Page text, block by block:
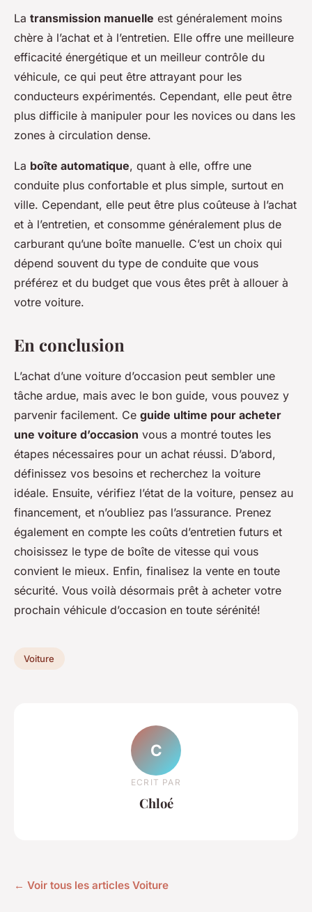
La transmission manuelle est généralement moins
chère à l’achat et à l’entretien. Elle offre une meilleure
efficacité énergétique et un meilleur contrôle du
véhicule, ce qui peut être attrayant pour les
conducteurs expérimentés. Cependant, elle peut être
plus difficile à manipuler pour les novices ou dans les
zones à circulation dense.
La boîte automatique, quant à elle, offre une
conduite plus confortable et plus simple, surtout en
ville. Cependant, elle peut être plus coûteuse à l’achat
et à l’entretien, et consomme généralement plus de
carburant qu’une boîte manuelle. C’est un choix qui
dépend souvent du type de conduite que vous
préférez et du budget que vous êtes prêt à allouer à
votre voiture.
En conclusion
L’achat d’une voiture d’occasion peut sembler une
tâche ardue, mais avec le bon guide, vous pouvez y
parvenir facilement. Ce guide ultime pour acheter
une voiture d’occasion vous a montré toutes les
étapes nécessaires pour un achat réussi. D’abord,
définissez vos besoins et recherchez la voiture
idéale. Ensuite, vérifiez l’état de la voiture, pensez au
financement, et n’oubliez pas l’assurance. Prenez
également en compte les coûts d’entretien futurs et
choisissez le type de boîte de vitesse qui vous
convient le mieux. Enfin, finalisez la vente en toute
sécurité. Vous voilà désormais prêt à acheter votre
prochain véhicule d’occasion en toute sérénité!
Voiture
C
ECRIT PAR
Chloé
← Voir tous les articles Voiture